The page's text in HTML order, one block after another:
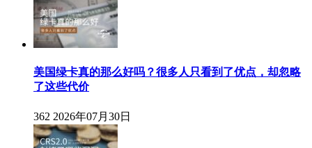
美国绿卡真的那么好吗？很多人只看到了优点，却忽略
了这些代价
362 2026年07月30日